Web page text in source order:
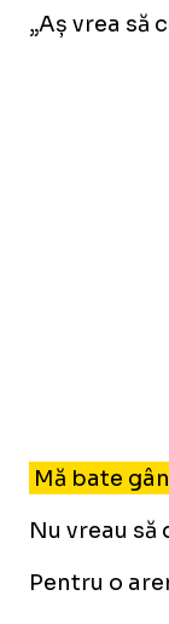
„Aș vrea să
Mă bate
Nu vreau
Pentru o